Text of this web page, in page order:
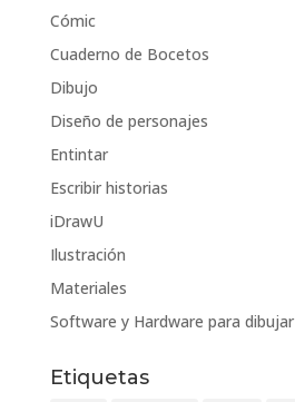
Cómic
Cuaderno de Bocetos
Dibujo
Diseño de personajes
Entintar
Escribir historias
iDrawU
Ilustración
Materiales
Software y Hardware para dibujar
Etiquetas